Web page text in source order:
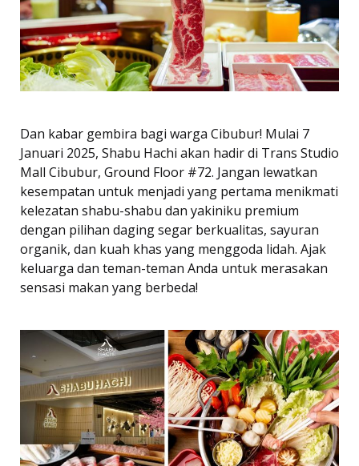
Dan kabar gembira bagi warga Cibubur! Mulai 7
Januari 2025, Shabu Hachi akan hadir di Trans Studio
Mall Cibubur, Ground Floor #72. Jangan lewatkan
kesempatan untuk menjadi yang pertama menikmati
kelezatan shabu-shabu dan yakiniku premium
dengan pilihan daging segar berkualitas, sayuran
organik, dan kuah khas yang menggoda lidah. Ajak
keluarga dan teman-teman Anda untuk merasakan
sensasi makan yang berbeda!